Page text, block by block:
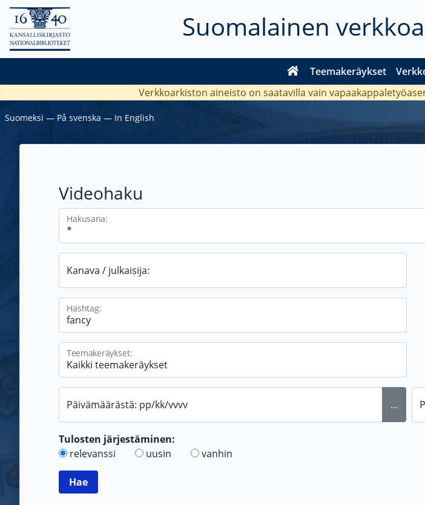
Suomalainen
Teemakeräykset
Verkkoarkiston aineisto on saatavilla vain
Suomeksi ― På svenska ― In English
Videohaku
Hakusana:
Kanava / julkaisija:
Hashtag:
Teemakeräykset:
Päivämäärästä: pp/kk/vvvv ...
Tulosten järjestäminen:
relevanssi
uusin vanhin